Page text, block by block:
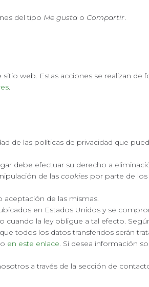
del tipo Me gusta o Compartir.
web. Estas acciones se realizan de
.
de las políticas de privacidad que
debe efectuar su derecho a
de las cookies por parte de
aceptación de las mismas.
en Estados Unidos y se
la ley obligue a tal efecto.
todos los datos transferidos serán
en este enlace. Si desea información
a través de la sección de